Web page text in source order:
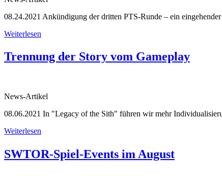
08.24.2021 Ankündigung der dritten PTS-Runde – ein
Weiterlesen
Trennung der Story vom Gameplay
News-Artikel
08.06.2021 In "Legacy of the Sith" führen wir mehr
Weiterlesen
SWTOR-Spiel-Events im August